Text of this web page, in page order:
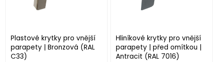
Plastové krytky pro vnější
parapety | Bronzová (RAL
C33)
Hliníkové krytky pro vnější
parapety | před omítkou |
Antracit (RAL 7016)